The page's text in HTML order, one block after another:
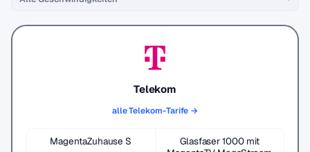
Telekom
alle Telekom-Tarife →
MagentaZuhause S
Glasfaser 1000 mit